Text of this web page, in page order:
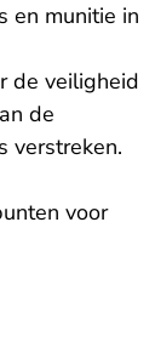
en munitie in
de veiligheid
de
verstreken.
voor